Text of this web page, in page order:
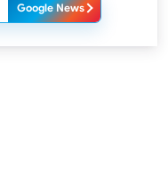
Google News